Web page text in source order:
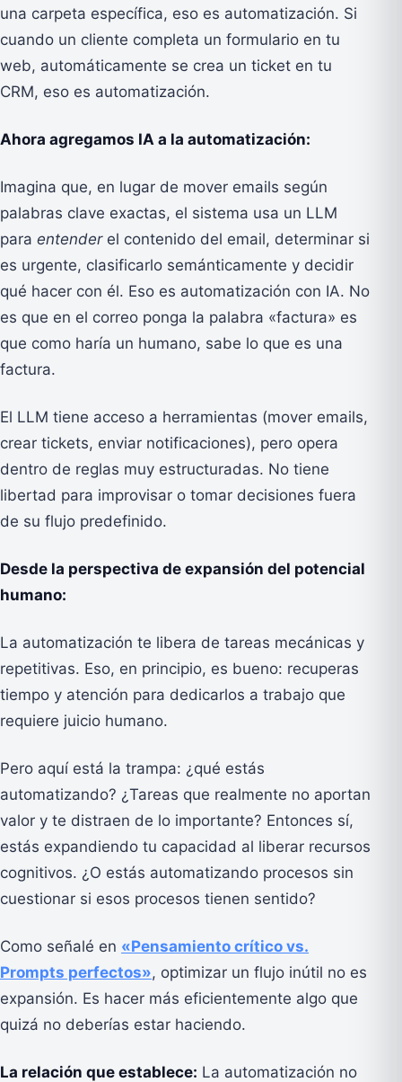
una carpeta específica, eso es automatización. Si
cuando un cliente completa un formulario en tu
web, automáticamente se crea un ticket en tu
CRM, eso es automatización.
Ahora agregamos IA a la automatización:
Imagina que, en lugar de mover emails según
palabras clave exactas, el sistema usa un LLM
para entenderel contenido del email, determinar si
es urgente, clasificarlo semánticamente y decidir
qué hacer con él. Eso es automatización con IA. No
es que en el correo ponga la palabra «factura» es
que como haría un humano, sabe lo que es una
factura.
El LLM tiene acceso a herramientas (mover emails,
crear tickets, enviar notificaciones), pero opera
dentro de reglas muy estructuradas. No tiene
libertad para improvisar o tomar decisiones fuera
de su flujo predefinido.
Desde la perspectiva de expansión del potencial
humano:
La automatización te libera de tareas mecánicas y
repetitivas. Eso, en principio, es bueno: recuperas
tiempo y atención para dedicarlos a trabajo que
requiere juicio humano.
Pero aquí está la trampa: ¿qué estás
automatizando? ¿Tareas que realmente no aportan
valor y te distraen de lo importante? Entonces sí,
estás expandiendo tu capacidad al liberar recursos
cognitivos. ¿O estás automatizando procesos sin
cuestionar si esos procesos tienen sentido?
Como señalé en «Pensamiento crítico vs.
Prompts perfectos», optimizar un flujo inútil no es
expansión. Es hacer más eficientemente algo que
quizá no deberías estar haciendo.
La relación que establece: La automatización no